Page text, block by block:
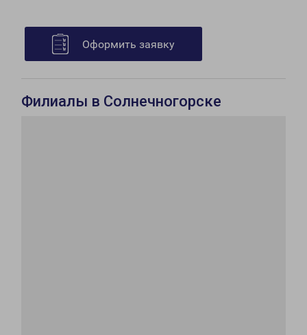
Оформить заявку
Филиалы в Солнечногорске